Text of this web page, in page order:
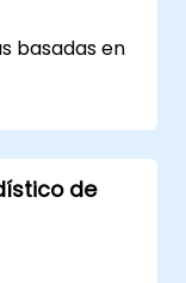
basadas en
de
de